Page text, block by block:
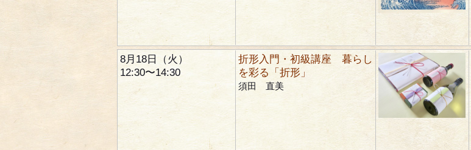
8月18日（火）
12:30〜14:30
折形入門・初級講座 暮らし
を彩る「折形」
須田 直美